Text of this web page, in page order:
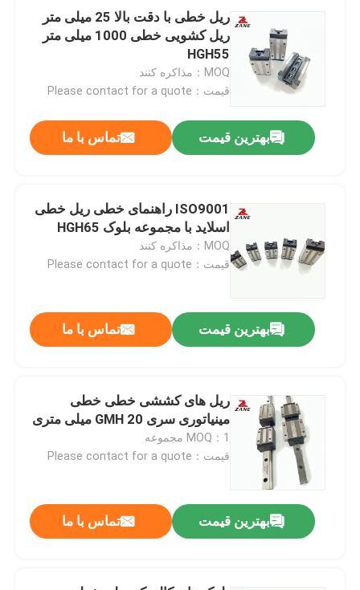
خانه
دربارهی ما
کنترل کیفیت
تماس با ما
همه موارد
ریل خطی با دقت بالا 25 میلی متر
ریل کشویی خطی 1000 میلی متر
HGH55
MOQ：مذاکره کنند
قیمت：Please contact for a quote
بهترین قیمت تماس با ما
ISO9001 راهنمای خطی ریل خطی
اسلاید با مجموعه بلوک HGH65
MOQ：مذاکره کنند
قیمت：Please contact for a quote
بهترین قیمت تماس با ما
ریل های کششی خطی خطی
مینیاتوری سری GMH 20 میلی متری
MOQ：1 مجموعه
قیمت：Please contact for a quote
بهترین قیمت تماس با ما